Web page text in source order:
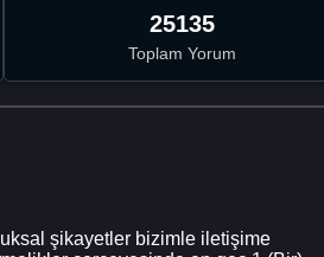
25135
Toplam Yorum
şikayetler bizimle iletişime